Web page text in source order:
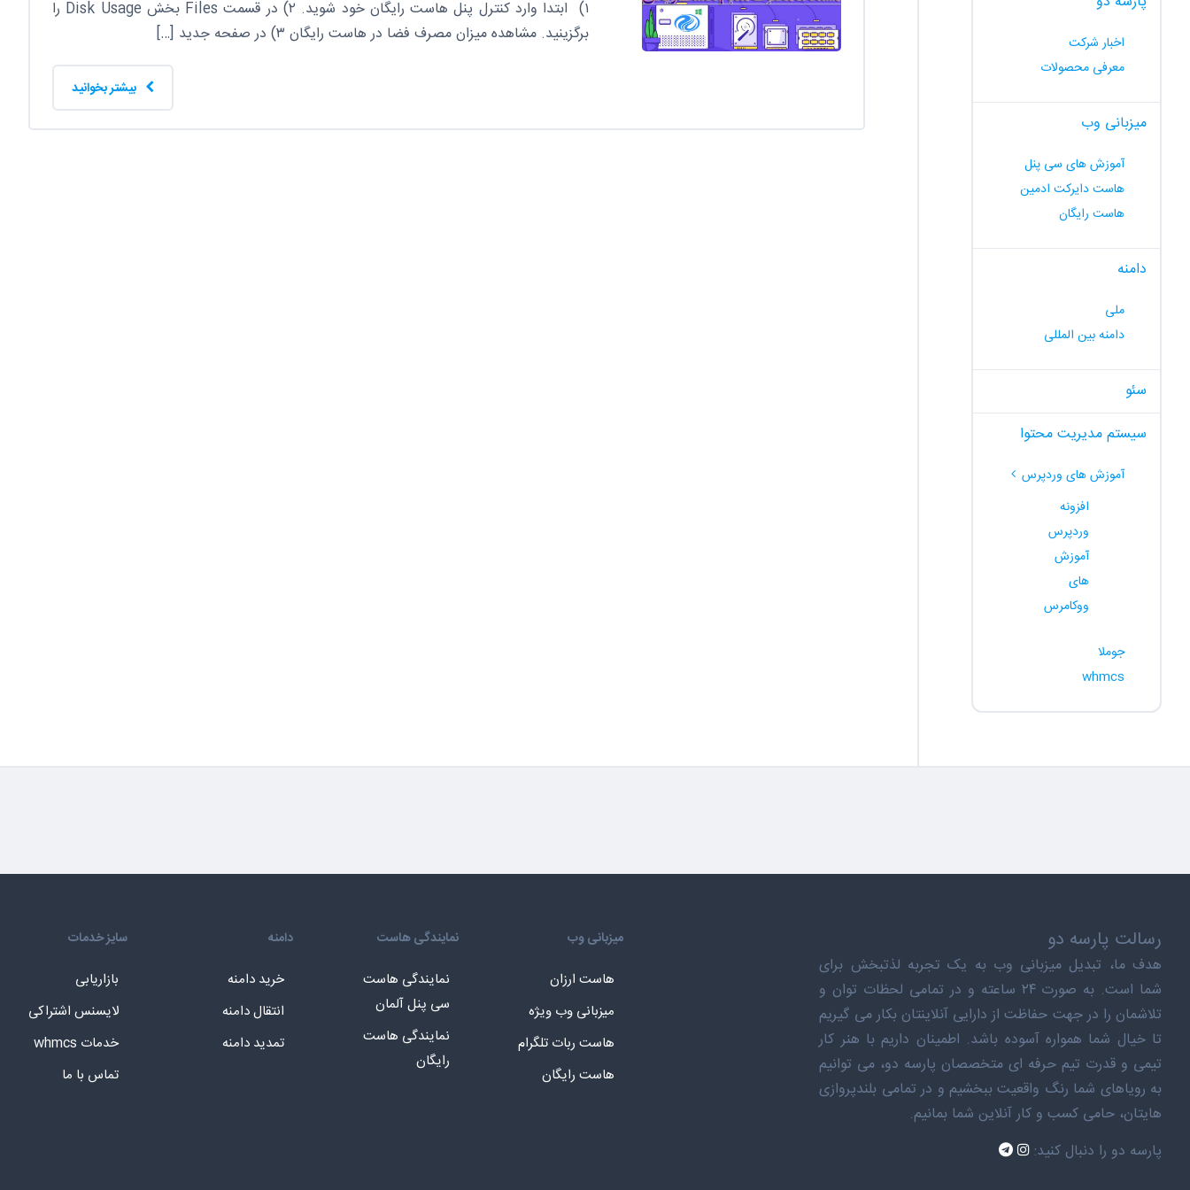
۱) ابتدا وارد کنترل پنل هاست رایگان خود شوید. ۲) در قسمت Files بخش Disk Usage را
برگزینید. مشاهده میزان مصرف فضا در هاست رایگان ۳) در صفحه جدید […]
اخبار شرکت
معرفی محصولات
میزبانی وب
آموزش های سی پنل
هاست دایرکت ادمین
هاست رایگان
دامنه
ملی
دامنه بین المللی
سئو
سیستم مدیریت محتوا
آموزش های وردپرس
افزونه
وردپرس
آموزش
های
ووکامرس
جوملا
whmcs
رسالت پارسه دو
هدف ما، تبدیل میزبانی وب به یک تجربه لذتبخش برای
شما است. به صورت ۲۴ ساعته و در تمامی لحظات توان و
تلاشمان را در جهت حفاظت از دارایی آنلاینتان بکار می گیریم
تا خیال شما همواره آسوده باشد. اطمینان داریم با هنر کار
تیمی و قدرت تیم حرفه ای متخصصان پارسه دو، می توانیم
به رویاهای شما رنگ واقعیت ببخشیم و در تمامی بلندپروازی
هایتان، حامی کسب و کار آنلاین شما بمانیم.
پارسه دو را دنبال کنید:
میزبانی وب
هاست ارزان
میزبانی وب ویژه
هاست ربات تلگرام
هاست رایگان
نمایندگی هاست
نمایندگی هاست
سی پنل آلمان
نمایندگی هاست
رایگان
دامنه
خرید دامنه
انتقال دامنه
تمدید دامنه
سایز خدمات
بازاریابی
لایسنس اشتراکی
خدمات whmcs
تماس با ما